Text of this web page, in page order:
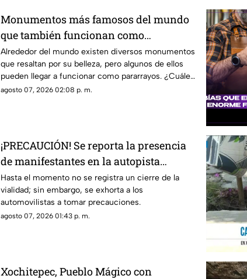
Monumentos más famosos del mundo
que también funcionan como
pararrayos, ¿por qué ocurre esto?
Alrededor del mundo existen diversos monumentos
que resaltan por su belleza, pero algunos de ellos
pueden llegar a funcionar como pararrayos. ¿Cuáles
son?
agosto 07, 2026 02:08 p. m.
¡PRECAUCIÓN! Se reporta la presencia
de manifestantes en la autopista
Cuernavaca-Acapulco
Hasta el momento no se registra un cierre de la
vialidad; sin embargo, se exhorta a los
automovilistas a tomar precauciones.
agosto 07, 2026 01:43 p. m.
Xochitepec, Pueblo Mágico con